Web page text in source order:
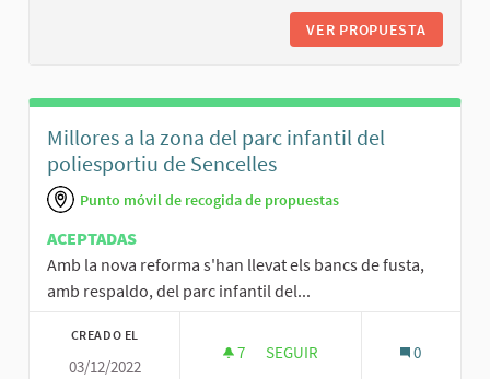
VER PROPUESTA
Millores a la zona del parc infantil del
poliesportiu de Sencelles
Punto móvil de recogida de propuestas
ACEPTADAS
Amb la nova reforma s'han llevat els bancs de fusta,
amb respaldo, del parc infantil del...
CREADO EL
03/12/2022
7 7 SEGUIDORAS
SEGUIR 0